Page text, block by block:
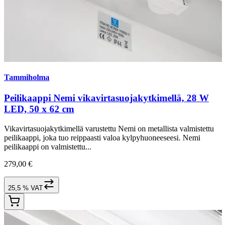
Tammiholma
Peilikaappi Nemi vikavirtasuojakytkimellä, 28 W
LED, 50 x 62 cm
Vikavirtasuojakytkimellä varustettu Nemi on metallista valmistettu
peilikaappi, joka tuo reippaasti valoa kylpyhuoneeseesi. Nemi
peilikaappi on valmistettu...
279,00 €
25,5 % VAT